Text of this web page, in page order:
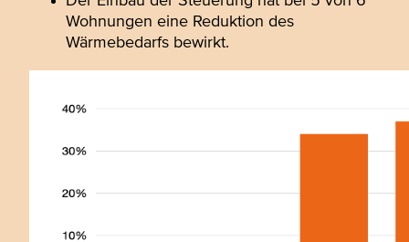
Wohnungen eine Reduktion des
Wärmebedarfs bewirkt.